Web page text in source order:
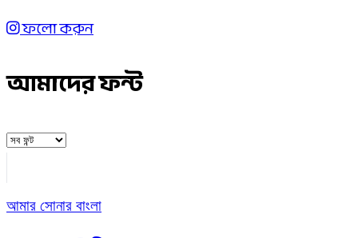
ফলো করুন
আমাদের ফন্ট
আমার সোনার বাংলা